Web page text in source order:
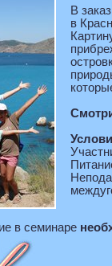
В
в
в семинаре